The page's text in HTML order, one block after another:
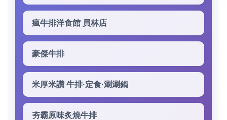
瘋牛排洋食館 員林店
豪傑牛排
米厚米讚 牛排·定食·涮涮鍋
夯霸原味炙燒牛排